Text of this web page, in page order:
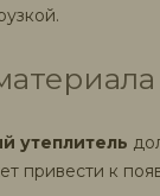
утеплитель
привести к